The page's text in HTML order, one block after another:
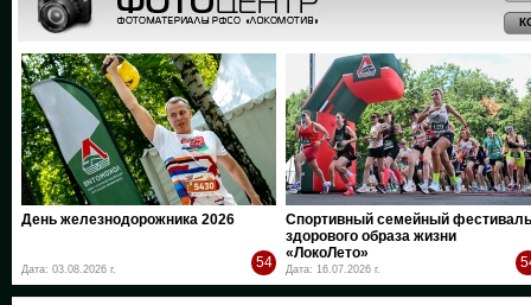
День железнодорожника 2026
Дата: 03.08.2026 г. 54
Спортивный семейный фестиваль
здорового образа жизни
«ЛокоЛето»
Дата: 16.07.2026 г.